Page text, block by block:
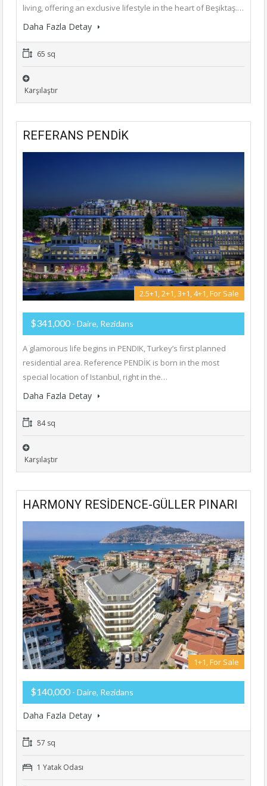
living, offering an exclusive lifestyle in the heart of Beşiktaş.…
Daha Fazla Detay
65 sq
Karşılaştır
REFERANS PENDİK
2.5+1, 2+1, 3+1, 4+1, For Sale
$341,000 - Daire, Rezidans
A glamorous life begins in PENDIK, Turkey’s first planned
residential area. Reference PENDİK is born in the most
special location of Istanbul, right in the…
Daha Fazla Detay
84 sq
Karşılaştır
HARMONY RESİDENCE-GÜLLER PINARI
1+1, For Sale
$140,000 - Daire, Rezidans
Daha Fazla Detay
57 sq
1 Yatak Odası